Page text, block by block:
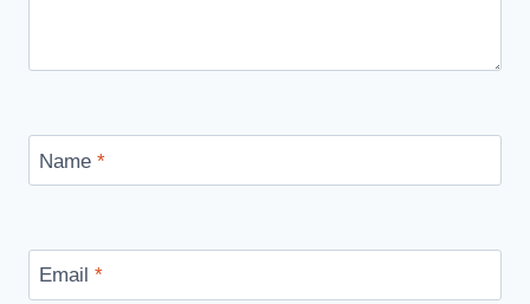
Name *
Email *